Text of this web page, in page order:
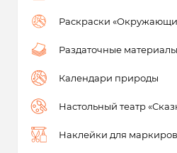
Раскраски
Раздаточные материалы
Календари природы
Настольный театр
Наклейки для